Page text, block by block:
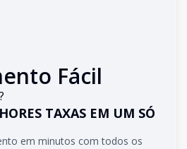
Fácil
TAXAS EM UM SÓ
em minutos com todos os